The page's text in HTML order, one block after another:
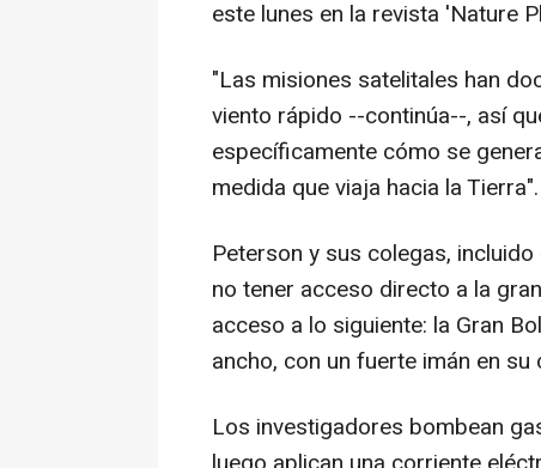
este lunes en la revista 'Nature
"Las misiones satelitales han
viento rápido --continúa--, así
específicamente cómo se
medida que viaja hacia la Tierra".
Peterson y sus colegas,
no tener acceso directo a la
acceso a lo siguiente: la Gran
ancho, con un fuerte imán en
Los investigadores bombean